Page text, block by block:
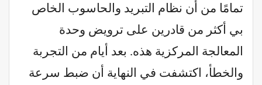
تمامًا من أن نظام التبريد والحاسوب الخاص
بي أكثر من قادرين على ترويض وحدة
المعالجة المركزية هذه. بعد أيام من التجربة
والخطأ، اكتشفت في النهاية أن ضبط سرعة